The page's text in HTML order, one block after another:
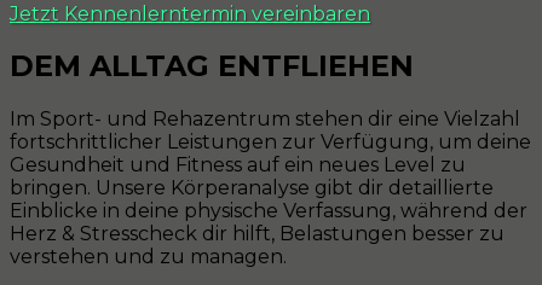
Jetzt Kennenlerntermin vereinbaren
DEM ALLTAG ENTFLIEHEN
Im Sport- und Rehazentrum stehen dir eine Vielzahl
fortschrittlicher Leistungen zur Verfügung, um deine
Gesundheit und Fitness auf ein neues Level zu
bringen. Unsere Körperanalyse gibt dir detaillierte
Einblicke in deine physische Verfassung, während der
Herz & Stresscheck dir hilft, Belastungen besser zu
verstehen und zu managen.